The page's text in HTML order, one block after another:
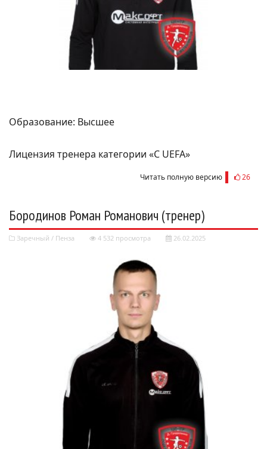
Образование: Высшее
Лицензия тренера категории «С UEFA»
Читать полную версию 26
Бородинов Роман Романович (тренер)
Заречный / Пенза 4 532 просмотра 26.02.2025